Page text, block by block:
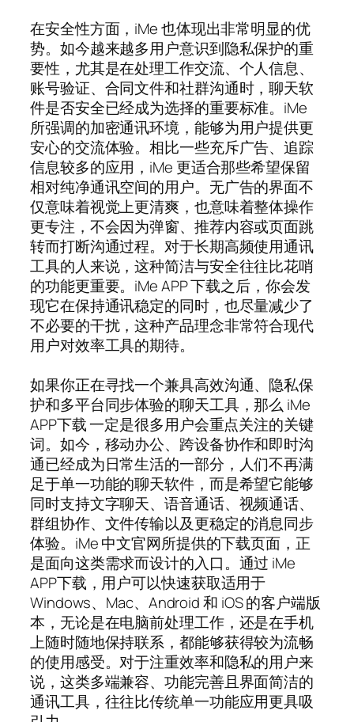
在安全性方面，iMe 也体现出非常明显的优
势。如今越来越多用户意识到隐私保护的重
要性，尤其是在处理工作交流、个人信息、
账号验证、合同文件和社群沟通时，聊天软
件是否安全已经成为选择的重要标准。iMe
所强调的加密通讯环境，能够为用户提供更
安心的交流体验。相比一些充斥广告、追踪
信息较多的应用，iMe 更适合那些希望保留
相对纯净通讯空间的用户。无广告的界面不
仅意味着视觉上更清爽，也意味着整体操作
更专注，不会因为弹窗、推荐内容或页面跳
转而打断沟通过程。对于长期高频使用通讯
工具的人来说，这种简洁与安全往往比花哨
的功能更重要。iMe APP 下载之后，你会发
现它在保持通讯稳定的同时，也尽量减少了
不必要的干扰，这种产品理念非常符合现代
用户对效率工具的期待。
如果你正在寻找一个兼具高效沟通、隐私保
护和多平台同步体验的聊天工具，那么 iMe
APP下载 一定是很多用户会重点关注的关键
词。如今，移动办公、跨设备协作和即时沟
通已经成为日常生活的一部分，人们不再满
足于单一功能的聊天软件，而是希望它能够
同时支持文字聊天、语音通话、视频通话、
群组协作、文件传输以及更稳定的消息同步
体验。iMe 中文官网所提供的下载页面，正
是面向这类需求而设计的入口。通过 iMe
APP下载，用户可以快速获取适用于
Windows、Mac、Android 和 iOS 的客户端版
本，无论是在电脑前处理工作，还是在手机
上随时随地保持联系，都能够获得较为流畅
的使用感受。对于注重效率和隐私的用户来
说，这类多端兼容、功能完善且界面简洁的
通讯工具，往往比传统单一功能应用更具吸